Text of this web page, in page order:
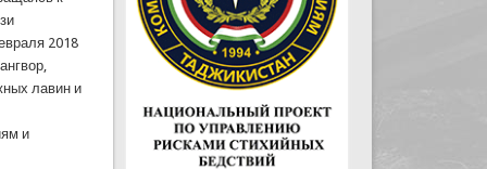
2018
лавин и
и